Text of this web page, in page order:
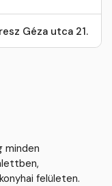
Géza utca 21.
minden
felületen.